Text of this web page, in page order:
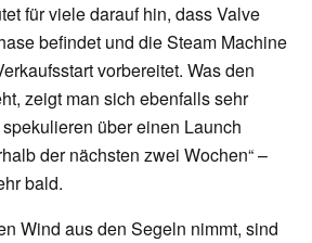
für viele darauf hin, dass Valve
befindet und die Steam Machine
vorbereitet. Was den
zeigt man sich ebenfalls sehr
über einen Launch
der nächsten zwei Wochen“ –
bald.
Wind aus den Segeln nimmt, sind